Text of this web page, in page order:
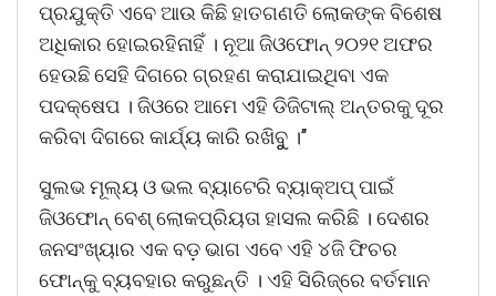
ପ୍ରଯୁକ୍ତି ଏବେ ଆଉ କିଛି ହାତଗଣତି ଲୋକଙ୍କ ବିଶେଷ
ଅଧିକାର ହୋଇରହିନାହିଁ । ନୂଆ ଜିଓଫୋନ୍ ୨୦୨୧ ଅଫର
ହେଉଛି ସେହି ଦିଗରେ ଗ୍ରହଣ କରାଯାଇଥିବା ଏକ
ପଦକ୍ଷେପ । ଜିଓରେ ଆମେ ଏହି ଡିଜିଟାଲ୍ ଅନ୍ତରକୁ ଦୂର
କରିବା ଦିଗରେ କାର୍ଯ୍ୟ କାରି ରଖିବୁୁ ।’’
ସୁଲଭ ମୂଲ୍ୟ ଓ ଭଲ ବ୍ୟାଟେରି ବ୍ୟାକ୍‌ଅପ୍ ପାଇଁ
ଜିଓଫୋନ୍ ବେଶ୍ ଲୋକପ୍ରିୟତା ହାସଲ କରିଛି । ଦେଶର
ଜନସଂଖ୍ୟାର ଏକ ବଡ଼ ଭାଗ ଏବେ ଏହି ୪ଜି ଫିଚର
ଫୋନ୍‌କୁ ବ୍ୟବହାର କରୁଛନ୍ତି । ଏହି ସିରିଜ୍‌ରେ ବର୍ତମାନ